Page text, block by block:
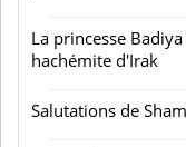
La princesse
hachémite d'Irak
Salutations de